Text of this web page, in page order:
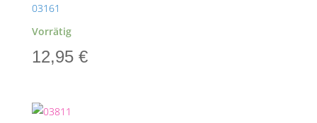
03161
Vorrätig
12,95 €